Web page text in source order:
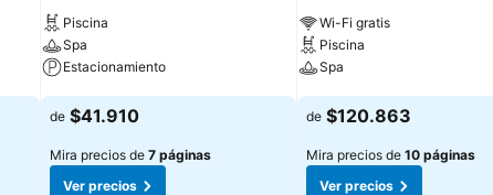
Piscina
Spa
Estacionamiento
Ver precios
de $41.910
Mira precios de 7 páginas
Ver precios
Wi-Fi gratis
Piscina
Spa
Ver precios
de $120.863
Mira precios de 10 páginas
Ver precios